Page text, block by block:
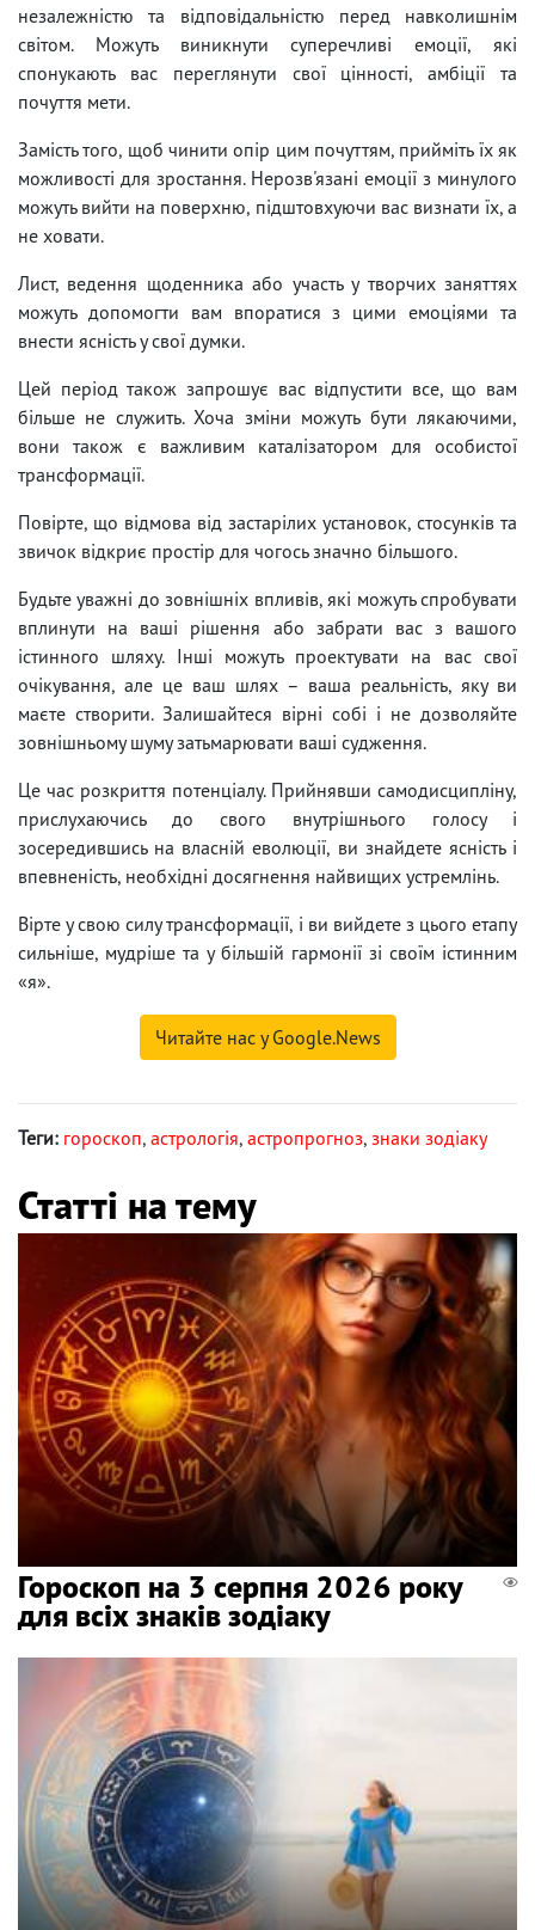
незалежністю та відповідальністю перед навколишнім
світом. Можуть виникнути суперечливі емоції, які
спонукають вас переглянути свої цінності, амбіції та
почуття мети.
Замість того, щоб чинити опір цим почуттям, прийміть їх як
можливості для зростання. Нерозв'язані емоції з минулого
можуть вийти на поверхню, підштовхуючи вас визнати їх, а
не ховати.
Лист, ведення щоденника або участь у творчих заняттях
можуть допомогти вам впоратися з цими емоціями та
внести ясність у свої думки.
Цей період також запрошує вас відпустити все, що вам
більше не служить. Хоча зміни можуть бути лякаючими,
вони також є важливим каталізатором для особистої
трансформації.
Повірте, що відмова від застарілих установок, стосунків та
звичок відкриє простір для чогось значно більшого.
Будьте уважні до зовнішніх впливів, які можуть спробувати
вплинути на ваші рішення або забрати вас з вашого
істинного шляху. Інші можуть проектувати на вас свої
очікування, але це ваш шлях – ваша реальність, яку ви
маєте створити. Залишайтеся вірні собі і не дозволяйте
зовнішньому шуму затьмарювати ваші судження.
Це час розкриття потенціалу. Прийнявши самодисципліну,
прислухаючись до свого внутрішнього голосу і
зосередившись на власній еволюції, ви знайдете ясність і
впевненість, необхідні досягнення найвищих устремлінь.
Вірте у свою силу трансформації, і ви вийдете з цього етапу
сильніше, мудріше та у більшій гармонії зі своїм істинним
«я».
Читайте нас у Google.News
Теги: гороскоп, астрологія, астропрогноз, знаки зодіаку
Статті на тему
Гороскоп на 3 серпня 2026 року
для всіх знаків зодіаку